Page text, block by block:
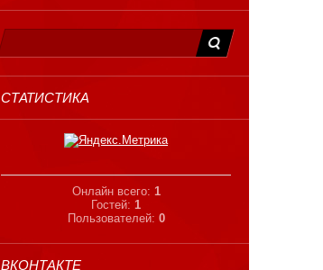
СТАТИСТИКА
Онлайн всего: 1
Гостей: 1
Пользователей: 0
ВКОНТАКТЕ